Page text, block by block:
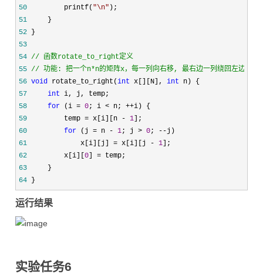
50
         printf(
"\n"
51
52
53
54 //
55 // 功能: 把一个n*n的矩阵x，每一列向右移, 最右边一列绕回左边
56 void rotate_to_right(int x[][N], int
57
int
58
for (i = 0; i < n; ++
59
         temp = x[i][n -
1
60
for (j = n - 1; j > 0; --
61
             x[i][j] = x[i][j -
1
62
         x[i][
0 ] =
63
64 }
运行结果
实验任务6